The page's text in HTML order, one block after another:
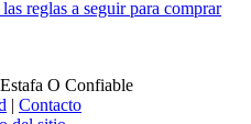
|Contacto
del sitio